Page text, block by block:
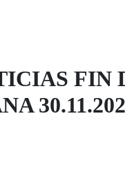
FIN